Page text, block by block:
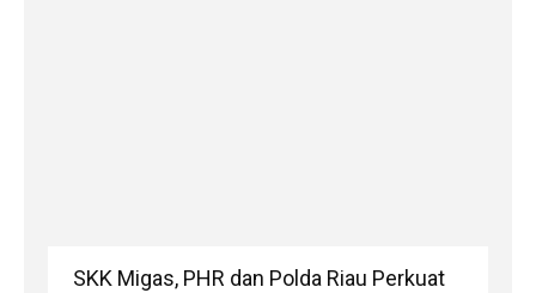
SKK Migas, PHR dan Polda Riau Perkuat